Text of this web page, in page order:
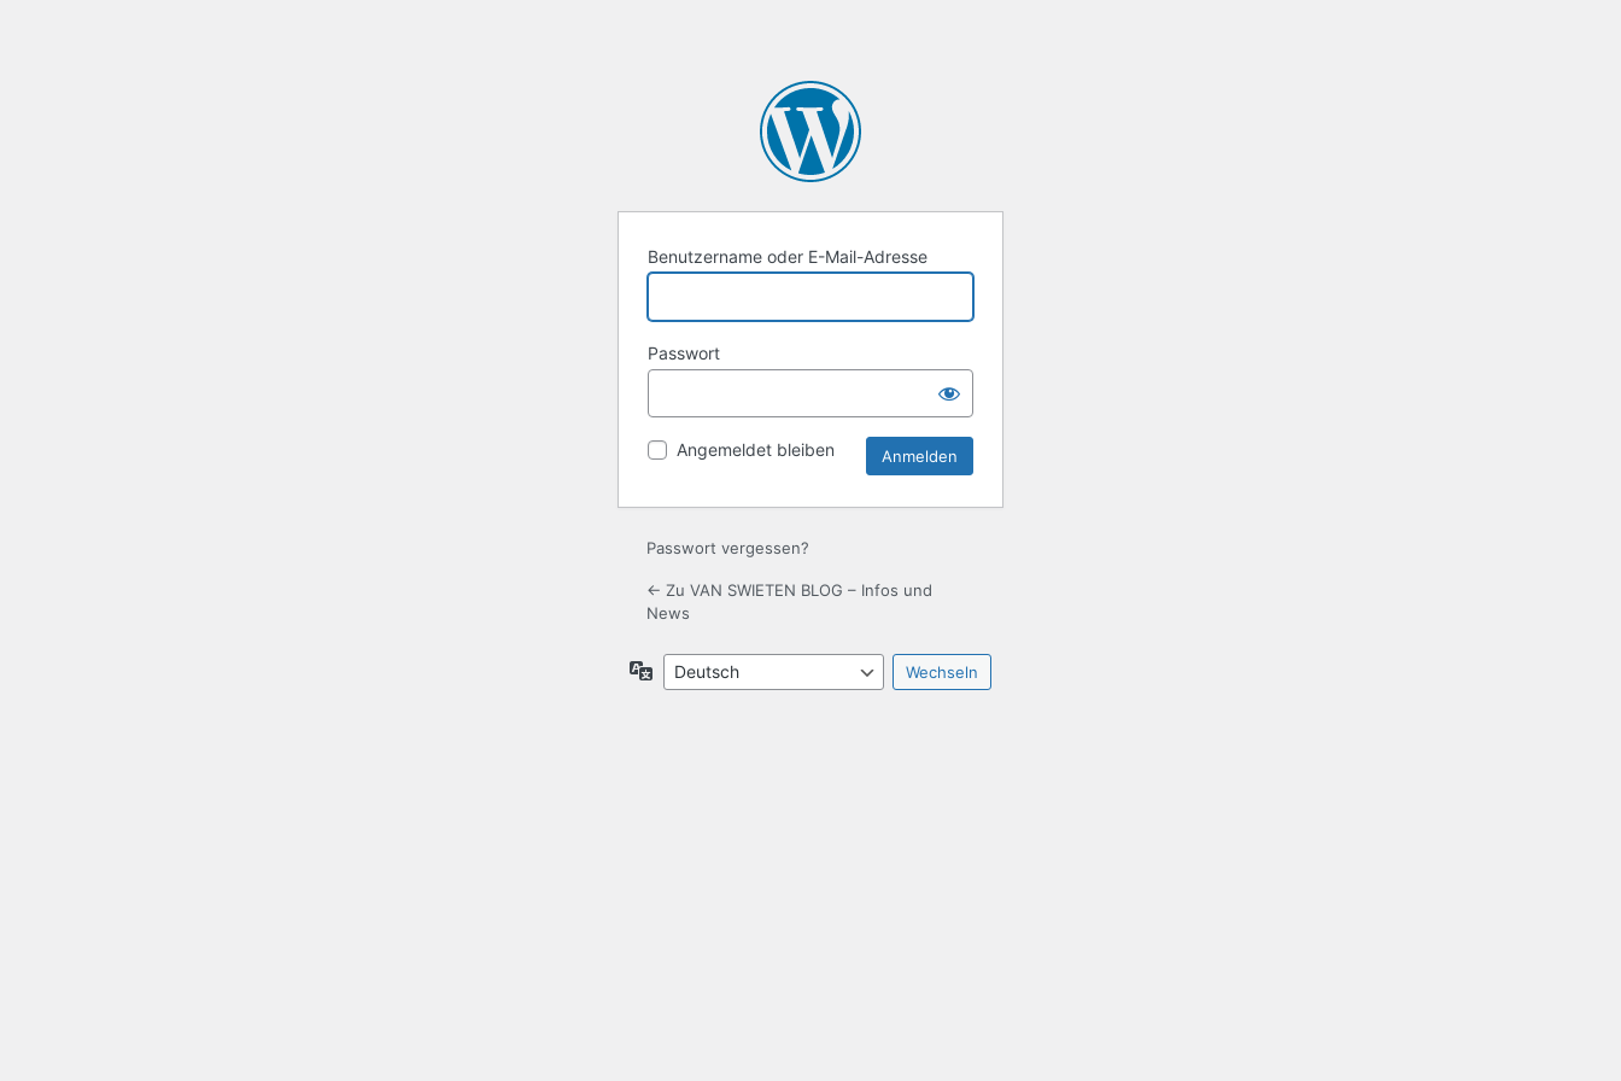
Benutzername oder E-Mail-Adresse
Passwort
Angemeldet bleiben
Passwort vergessen?
← Zu VAN SWIETEN BLOG – Infos und
News
Sprache